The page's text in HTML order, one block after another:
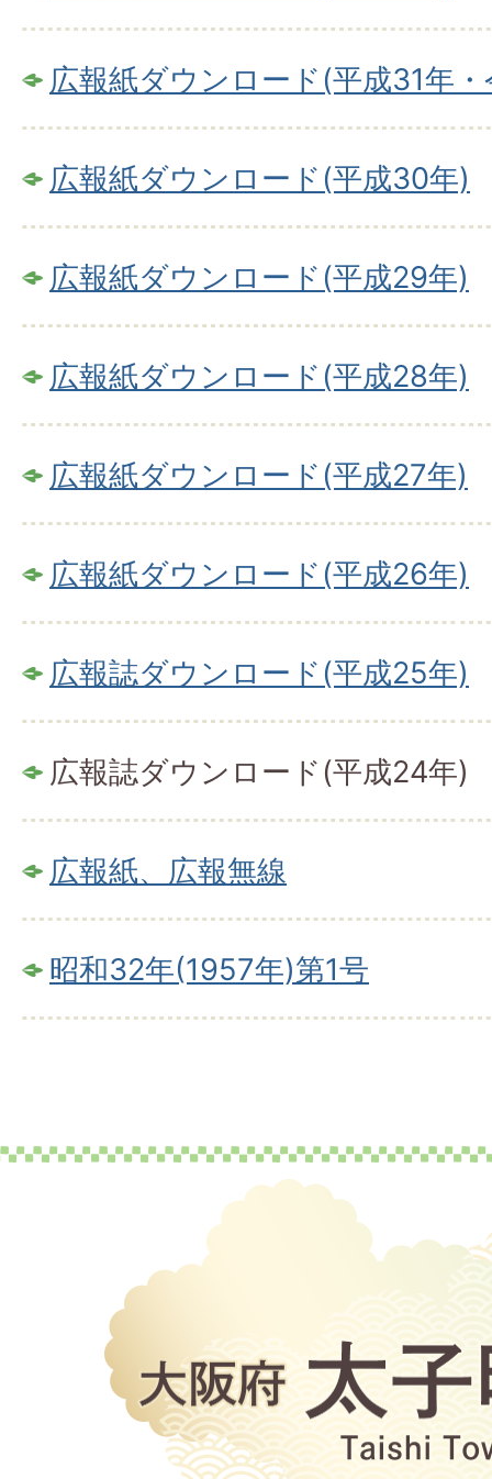
広報紙ダウンロード(平成31年
広報紙ダウンロード(平成30年)
広報紙ダウンロード(平成29年)
広報紙ダウンロード(平成28年)
広報紙ダウンロード(平成27年)
広報紙ダウンロード(平成26年)
広報誌ダウンロード(平成25年)
広報誌ダウンロード(平成24年)
広報紙、広報無線
昭和32年(1957年)第1号